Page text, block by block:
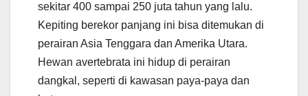
sekitar 400 sampai 250 juta tahun yang lalu.
Kepiting berekor panjang ini bisa ditemukan di
perairan Asia Tenggara dan Amerika Utara.
Hewan avertebrata ini hidup di perairan
dangkal, seperti di kawasan paya-paya dan